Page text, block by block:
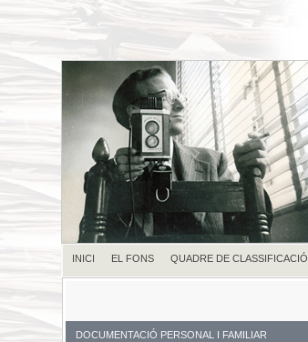
INICI EL FONS QUADRE DE CLASSIFICACIÓ
DOCUMENTACIÓ PERSONAL I FAMILIAR